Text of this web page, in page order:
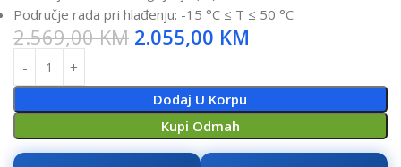
Područje rada pri hlađenju: -15 °C ≤ T ≤ 50 °C
2.569,00KM 2.055,00 KM
Dodaj U Korpu
Kupi Odmah